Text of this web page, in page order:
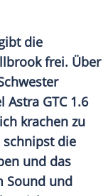
die
frei. Über
Astra GTC 1.6
krachen zu
schnipst die
und das
Sound und